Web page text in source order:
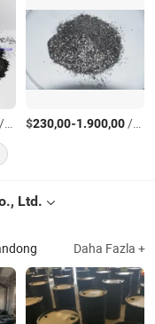
$230,00-1.900,00/Ton
Ltd.
Daha Fazla +